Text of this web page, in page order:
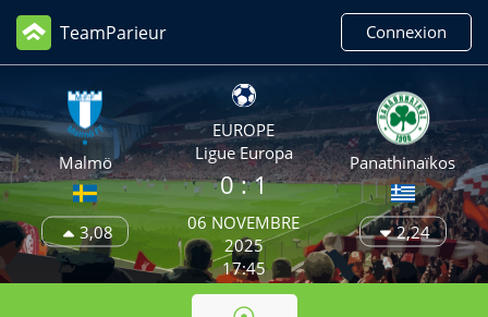
TeamParieur Connexion
Malmö
3,08
EUROPE
Ligue Europa
0 :1
06 NOVEMBRE
2025
17:45
Panathinaïkos
2,24